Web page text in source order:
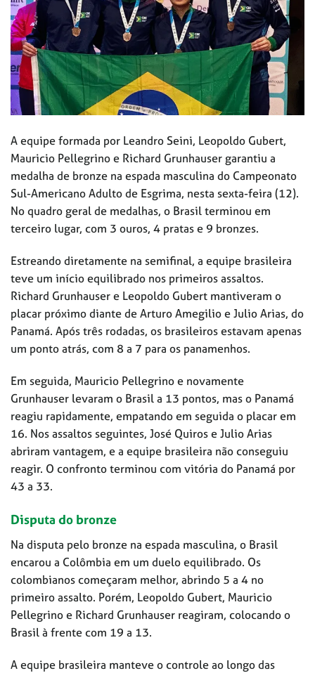
A equipe formada por Leandro Seini, Leopoldo Gubert,
Mauricio Pellegrino e Richard Grunhauser garantiu a
medalha de bronze na espada masculina do Campeonato
Sul-Americano Adulto de Esgrima, nesta sexta-feira (12).
No quadro geral de medalhas, o Brasil terminou em
terceiro lugar, com 3 ouros, 4 pratas e 9 bronzes.
Estreando diretamente na semifinal, a equipe brasileira
teve um início equilibrado nos primeiros assaltos.
Richard Grunhauser e Leopoldo Gubert mantiveram o
placar próximo diante de Arturo Amegilio e Julio Arias, do
Panamá. Após três rodadas, os brasileiros estavam apenas
um ponto atrás, com 8 a 7 para os panamenhos.
Em seguida, Mauricio Pellegrino e novamente
Grunhauser levaram o Brasil a 13 pontos, mas o Panamá
reagiu rapidamente, empatando em seguida o placar em
16. Nos assaltos seguintes, José Quiros e Julio Arias
abriram vantagem, e a equipe brasileira não conseguiu
reagir. O confronto terminou com vitória do Panamá por
43 a 33.
Disputa do bronze
Na disputa pelo bronze na espada masculina, o Brasil
encarou a Colômbia em um duelo equilibrado. Os
colombianos começaram melhor, abrindo 5 a 4 no
primeiro assalto. Porém, Leopoldo Gubert, Mauricio
Pellegrino e Richard Grunhauser reagiram, colocando o
Brasil à frente com 19 a 13.
A equipe brasileira manteve o controle ao longo das